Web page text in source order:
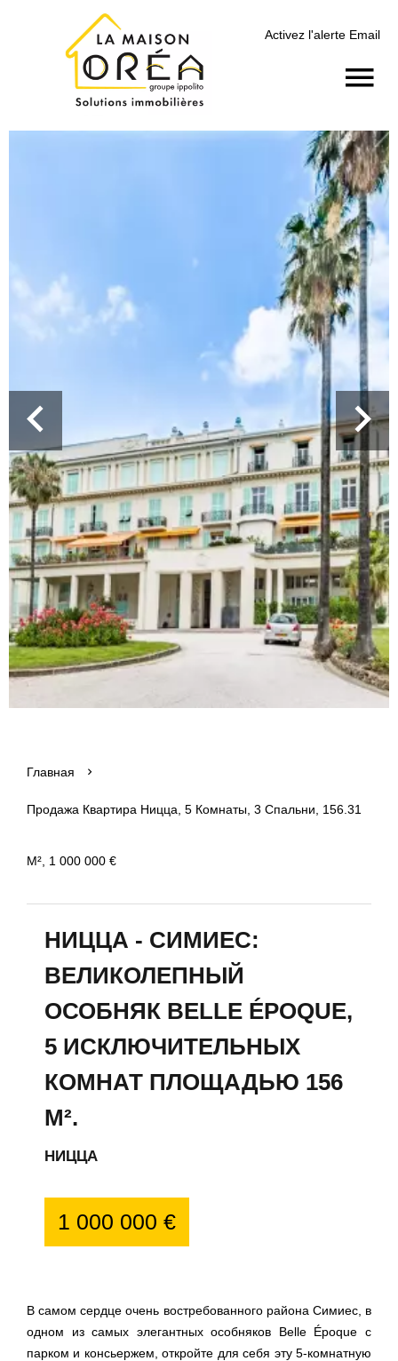
Activez l'alerte Email
Главная
Продажа Квартира Ницца, 5 Комнаты, 3 Спальни, 156.31
М², 1 000 000 €
НИЦЦА - СИМИЕС:
ВЕЛИКОЛЕПНЫЙ
ОСОБНЯК BELLE ÉPOQUE,
5 ИСКЛЮЧИТЕЛЬНЫХ
КОМНАТ ПЛОЩАДЬЮ 156
М².
НИЦЦА
1 000 000 €
В самом сердце очень востребованного района Симиес, в
одном из самых элегантных особняков Belle Époque с
парком и консьержем, откройте для себя эту 5-комнатную